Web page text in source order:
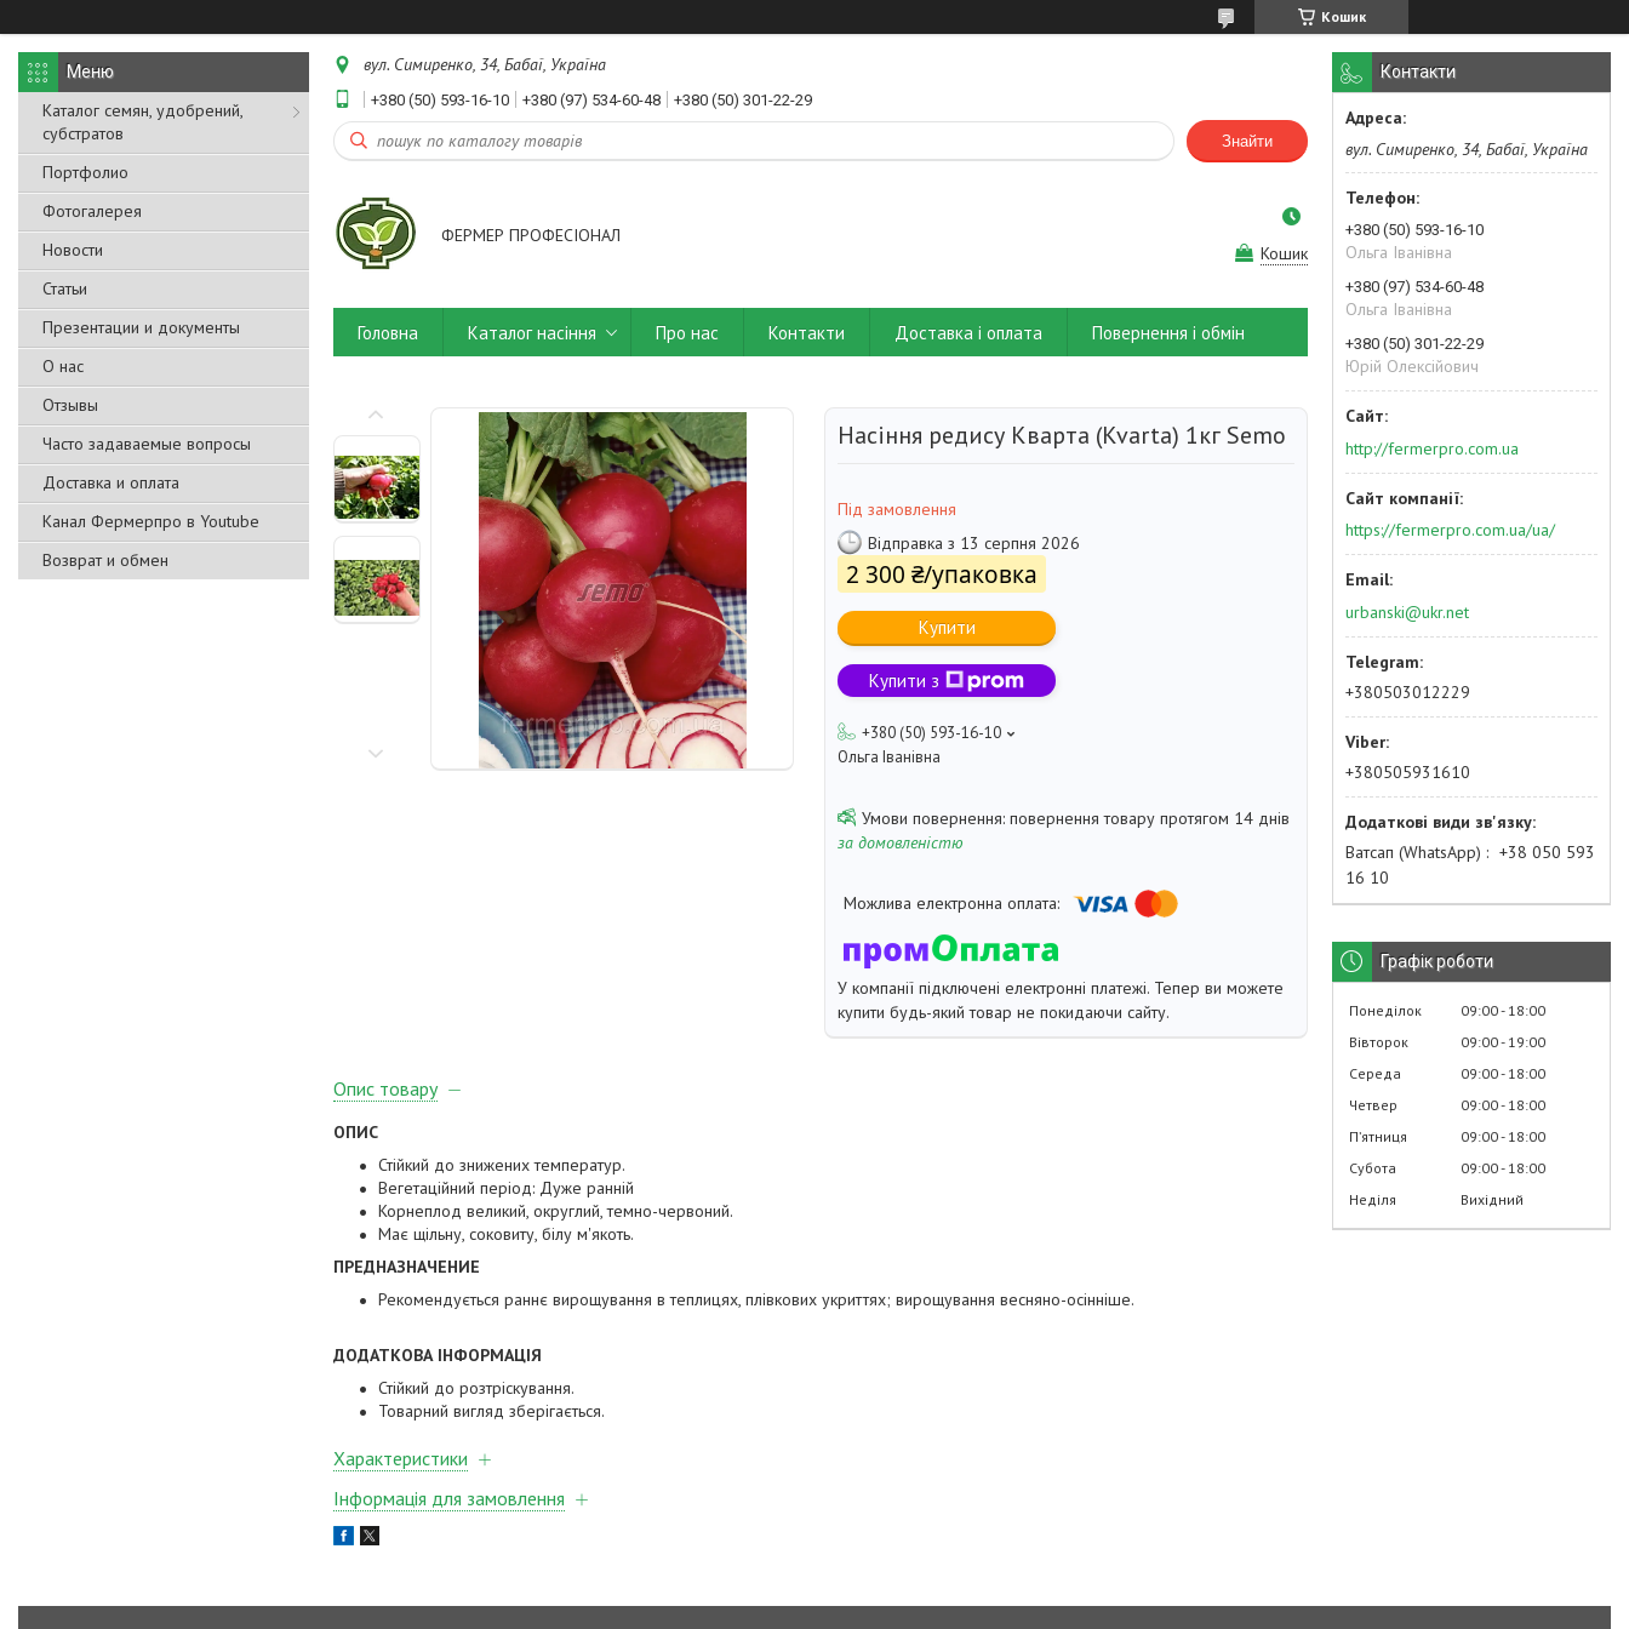
Кошик
Каталог семян, удобрений,
субстратов
Портфолио
Фотогалерея
Новости
Статьи
Презентации и документы
О нас
Отзывы
Часто задаваемые вопросы
Доставка и оплата
Канал Фермерпро в Youtube
Возврат и обмен
вул. Симиренко, 34, Бабаї, Україна
+380 (50) 593-16-10 +380 (97) 534-60-48 +380 (50) 301-22-29
Знайти
ФЕРМЕР ПРОФЕСІОНАЛ
Кошик
Головна Каталог насіння Про нас Контакти Доставка і оплата Повернення і обмін
Насіння редису Кварта (Kvarta) 1кг Semo
Під замовлення
Відправка з 13 серпня 2026
2 300 ₴/упаковка
Купити
Купити з
+380 (50) 593-16-10
Ольга Іванівна
повернення товару протягом 14 днів
за домовленістю
У компанії підключені електронні платежі. Тепер ви можете
купити будь-який товар не покидаючи сайту.
Опис товару
ОПИС
Стійкий до знижених температур.
Вегетаційний період: Дуже ранній
Корнеплод великий, округлий, темно-червоний.
Має щільну, соковиту, білу м'якоть.
ПРЕДНАЗНАЧЕНИЕ
Рекомендується раннє вирощування в теплицях, плівкових укриттях; вирощування весняно-осінніше.
ДОДАТКОВА ІНФОРМАЦІЯ
Стійкий до розтріскування.
Товарний вигляд зберігається.
Характеристики
Інформація для замовлення
Контакти
вул. Симиренко, 34, Бабаї, Україна
+380 (50) 593-16-10
Ольга Іванівна
+380 (97) 534-60-48
Ольга Іванівна
+380 (50) 301-22-29
Юрій Олексійович
http://fermerpro.com.ua
https://fermerpro.com.ua/ua/
urbanski@ukr.net
+380503012229
+380505931610
Ватсап (WhatsApp)
+38 050 593
16 10
Графік роботи
Понеділок 09:00 18:00
Вівторок
09:00 19:00
Середа
09:00 18:00
Четвер
09:00 18:00
Пʼятниця
09:00 18:00
Субота
09:00 18:00
Неділя
Вихідний